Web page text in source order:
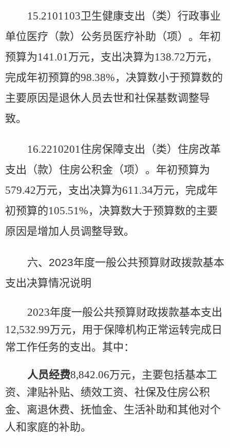
15.2101103卫生健康支出（类）行政事业
单位医疗（款）公务员医疗补助（项）。年初
预算为141.01万元，支出决算为138.72万元，
完成年初预算的98.38%，决算数小于预算数的
主要原因是退休人员去世和社保基数调整导
致。
16.2210201住房保障支出（类）住房改革
支出（款）住房公积金（项）。年初预算为
579.42万元，支出决算为611.34万元，完成年
初预算的105.51%，决算数大于预算数的主要
原因是增加人员调整导致。
六、 2023年度一般公共预算财政拨款基本
支出决算情况说明
2023年度一般公共预算财政拨款基本支出
12,532.99万元，用于保障机构正常运转完成日
常工作任务的支出。其中：
人员经费8,842.06万元，主要包括基本工
资、津贴补贴、绩效工资、社保及住房公积
金、离退休费、抚恤金、生活补助和其他对个
人和家庭的补助。